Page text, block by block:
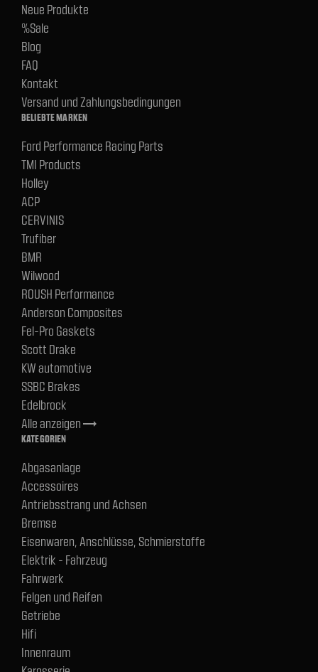
Neue Produkte
%Sale
Blog
FAQ
Kontakt
Versand und Zahlungsbedingungen
BELIEBTE MARKEN
Ford Performance Racing Parts
TMI Products
Holley
ACP
CERVINIS
Trufiber
BMR
Wilwood
ROUSH Performance
Anderson Composites
Fel-Pro Gaskets
Scott Drake
KW automotive
SSBC Brakes
Edelbrock
Alle anzeigentrending_flat
KATEGORIEN
Abgasanlage
Accessoires
Antriebsstrang und Achsen
Bremse
Eisenwaren, Anschlüsse, Schmierstoffe
Elektrik - Fahrzeug
Fahrwerk
Felgen und Reifen
Getriebe
Hifi
Innenraum